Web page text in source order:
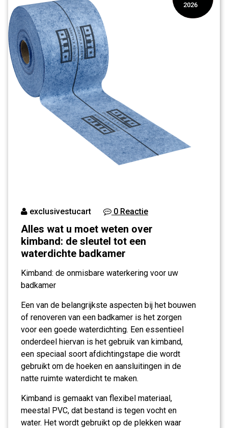
2026
exclusivestucart 0 Reactie
Alles wat u moet weten over
kimband: de sleutel tot een
waterdichte badkamer
Kimband: de onmisbare waterkering voor uw
badkamer
Een van de belangrijkste aspecten bij het bouwen
of renoveren van een badkamer is het zorgen
voor een goede waterdichting. Een essentieel
onderdeel hiervan is het gebruik van kimband,
een speciaal soort afdichtingstape die wordt
gebruikt om de hoeken en aansluitingen in de
natte ruimte waterdicht te maken.
Kimband is gemaakt van flexibel materiaal,
meestal PVC, dat bestand is tegen vocht en
water. Het wordt gebruikt op de plekken waar